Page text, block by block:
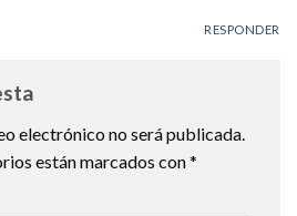
RESPONDER
electrónico no será publicada.
están marcados con*